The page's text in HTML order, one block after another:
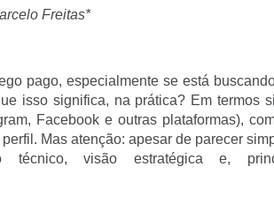
Freitas*
pago, especialmente se está
isso significa, na prática? Em termos
Facebook e outras plataformas),
Mas atenção: apesar de parecer
visão estratégica e,